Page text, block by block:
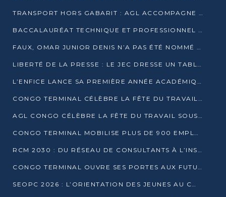
TRANSPORT HORS GABARIT : AGL ACCOMPAGNE LE DÉVELOPPEMENT DU SECTEUR BRASSICOLE AU CONGO
BACCALAURÉAT TECHNIQUE ET PROFESSIONNEL : 16 352 CANDIDATS LANCÉS DANS LES ÉPREUVES D’EPS
FAUX, OMAR JUNIOR DENIS N’A PAS ÉTÉ NOMMÉ AIDE DE CAMP ADJOINT DE DENIS SASSOU NGUESSO
LIBERTÉ DE LA PRESSE : LE JEC DRESSE UN TABLEAU PRÉOCCUPANT AU CONGO
L’ENFICE LANCE SA PREMIÈRE ANNÉE ACADÉMIQUE AVEC 100 FUTURS ENSEIGNANTS
CONGO TERMINAL CÉLÈBRE LA FÊTE DU TRAVAIL AVEC SES COLLABORATEURS À POINTE-NOIRE
AGL CONGO CÉLÈBRE LA FÊTE DU TRAVAIL SOUS LE SIGNE DE LA COHÉSION
CONGO TERMINAL MOBILISE PLUS DE 900 EMPLOYÉS AUTOUR DE LA SÉCURITÉ AU TRAVAIL
RCM 2030 : DU RÉSEAU DE CONSULTANTS À L’INSTRUMENT DE PUISSANCE EN AFRIQUE FRANCOPHONE
CONGO TERMINAL OUVRE SES PORTES AUX FUTURS INGÉNIEURS AU FORUM DES MÉTIERS D’UCAC-ICAM
SEOPC 2026 : L’ORIENTATION DES JEUNES AU CŒUR DE LA DEUXIÈME ÉDITION